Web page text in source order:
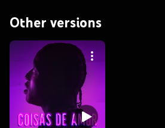
Other versions